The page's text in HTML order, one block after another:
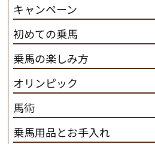
キャンペーン
初めての乗馬
乗馬の楽しみ方
オリンピック
馬術
乗馬用品とお手入れ